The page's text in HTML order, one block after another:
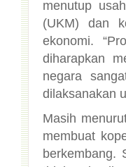
dilaksanakan
Masih
membuat
berkembang.
tidak saja
harus
jelas bahwa
antisipasi